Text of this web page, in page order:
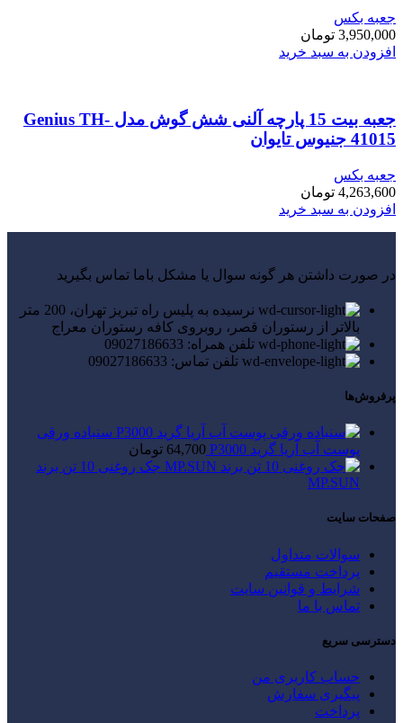
جعبه بکس
3,950,000 تومان
افزودن به سبد خرید
جعبه بیت 15 پارچه آلنی شش گوش مدل Genius TH-
41015 جنیوس تایوان
جعبه بکس
4,263,600 تومان
افزودن به سبد خرید
در صورت داشتن هر گونه سوال یا مشکل باما تماس بگیرید
نرسیده به پلیس راه تبریز تهران، 200 متر
بالاتر از رستوران قصر، روبروی کافه رستوران معراج
تلفن همراه: 09027186633
تلفن تماس: 09027186633
پرفروش‌ها
سنباده ورقی
پوست آب آریا گرید P3000
64,700 تومان
جک روغنی 10 تن برند
MP.SUN
صفحات سایت
سوالات متداول
پرداخت مستقیم
شرایط و قوانین سایت
تماس با ما
دسترسی سریع
حساب کاربری من
پیگیری سفارش
پرداخت